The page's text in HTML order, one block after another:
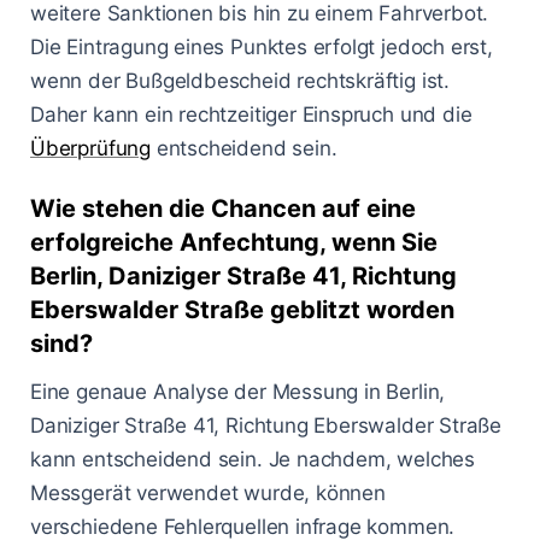
weitere Sanktionen bis hin zu einem Fahrverbot.
Die Eintragung eines Punktes erfolgt jedoch erst,
wenn der Bußgeldbescheid rechtskräftig ist.
Daher kann ein rechtzeitiger Einspruch und die
Überprüfung entscheidend sein.
Wie stehen die Chancen auf eine
erfolgreiche Anfechtung, wenn Sie
Berlin, Daniziger Straße 41, Richtung
Eberswalder Straße geblitzt worden
sind?
Eine genaue Analyse der Messung in Berlin,
Daniziger Straße 41, Richtung Eberswalder Straße
kann entscheidend sein. Je nachdem, welches
Messgerät verwendet wurde, können
verschiedene Fehlerquellen infrage kommen.